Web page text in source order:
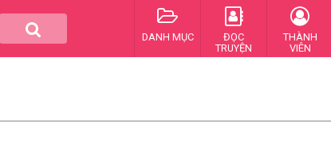
DANH MỤC
ĐỌC
TRUYỆN
THÀNH
VIÊN